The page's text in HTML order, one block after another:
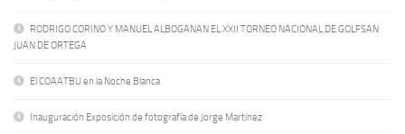
RODRIGO CORINO Y MANUEL ALBOGANAN EL XXII TORNEO NACIONAL DE GOLFSAN
JUAN DE ORTEGA
El COAATBU en la Noche Blanca
Inauguración Exposición de fotografía de Jorge Martínez